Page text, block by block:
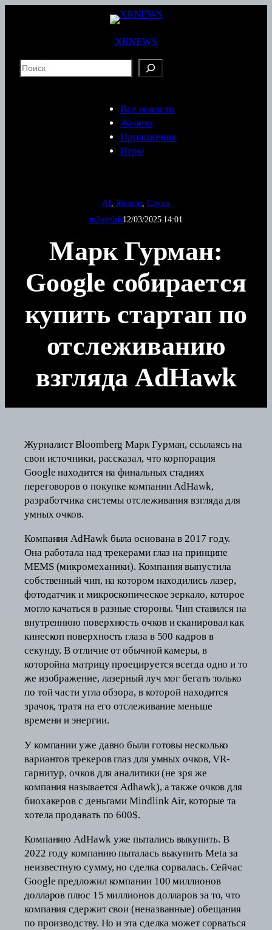
XRNEWS
Все новости
Железо
Приложения
Игры
AI, Железо, Слухи
m3gagluk12/03/2025 14:01
Марк Гурман:
Google собирается
купить стартап по
отслеживанию
взгляда AdHawk
Журналист Bloomberg Марк Гурман, ссылаясь на
свои источники, рассказал, что корпорация
Google находится на финальных стадиях
переговоров о покупке компании AdHawk,
разработчика системы отслеживания взгляда для
умных очков.
Компания AdHawk была основана в 2017 году.
Она работала над трекерами глаз на принципе
MEMS (микромеханики). Компания выпустила
собственный чип, на котором находились лазер,
фотодатчик и микроскопическое зеркало, которое
могло качаться в разные стороны. Чип ставился на
внутреннюю поверхность очков и сканировал как
кинескоп поверхность глаза в 500 кадров в
секунду. В отличие от обычной камеры, в
которойна матрицу проецируется всегда одно и то
же изображение, лазерный луч мог бегать только
по той части угла обзора, в которой находится
зрачок, тратя на его отслеживание меньше
времени и энергии.
У компании уже давно были готовы несколько
вариантов трекеров глаз для умных очков, VR-
гарнитур, очков для аналитики (не зря же
компания называется Adhawk), а также очков для
биохакеров с деньгами Mindlink Air, которые та
хотела продавать по 600$.
Компанию AdHawk уже пытались выкупить. В
2022 году компанию пыталась выкупить Meta за
неизвестную сумму, но сделка сорвалась. Сейчас
Google предложил компании 100 миллионов
долларов плюс 15 миллионов долларов за то, что
компания сдержит свои (неназванные) обещания
по производству. Но и эта сделка может сорваться